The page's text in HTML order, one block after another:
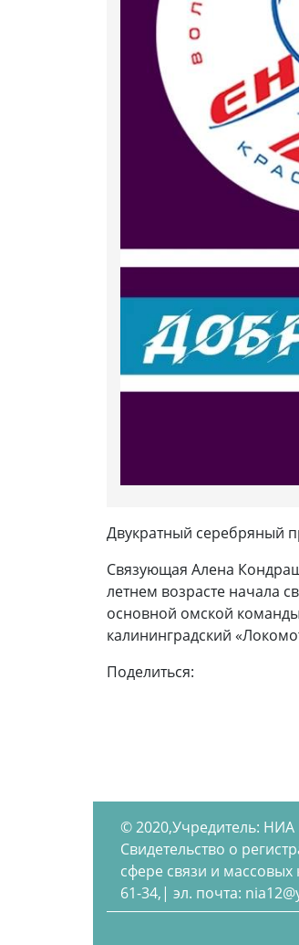
Двукратный серебряный
Связующая Алена
летнем возрасте начала
основной омской
калининградский
Поделиться:
© 2020,Учредитель:
Свидетельство о
сфере связи и
61-34,| эл. почта: